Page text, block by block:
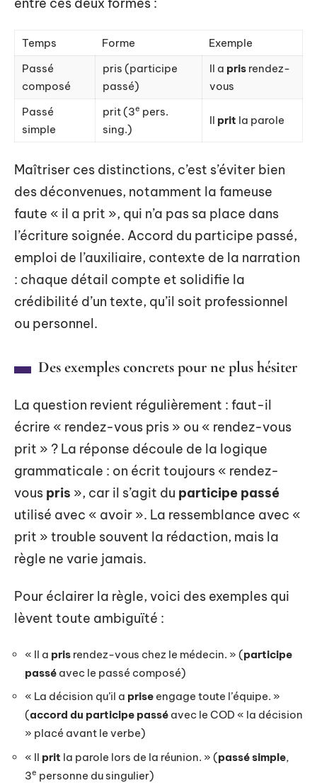
Temps Forme
Exemple
Passé
composé
pris (participe
passé)
Il a pris rendez-
vous
Passé
simple
prit (3e pers.
sing.)
Il prit la parole
Maîtriser ces distinctions, c’est s’éviter bien
des déconvenues, notamment la fameuse
faute « il a prit », qui n’a pas sa place dans
l’écriture soignée. Accord du participe passé,
emploi de l’auxiliaire, contexte de la narration
: chaque détail compte et solidifie la
crédibilité d’un texte, qu’il soit professionnel
ou personnel.
Des exemples concrets pour ne plus hésiter
La question revient régulièrement : faut-il
écrire « rendez-vous pris » ou « rendez-vous
prit » ? La réponse découle de la logique
grammaticale : on écrit toujours « rendez-
vous pris », car il s’agit du participe passé
utilisé avec « avoir ». La ressemblance avec «
prit » trouble souvent la rédaction, mais la
règle ne varie jamais.
Pour éclairer la règle, voici des exemples qui
lèvent toute ambiguïté :
« Il a pris rendez-vous chez le médecin. » (participe
passé avec le passé composé)
« La décision qu’il a prise engage toute l’équipe. »
(accord du participe passé avec le COD « la décision
» placé avant le verbe)
« Il prit la parole lors de la réunion. » (passé simple,
3e personne du singulier)